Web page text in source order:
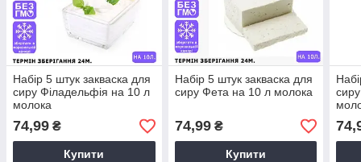
Набір 5 штук закваска для
сиру Філадельфія на 10 л
молока
74,99 ₴
Купити
Набір 5 штук закваска для
сиру Фета на 10 л молока
74,99₴
Купити